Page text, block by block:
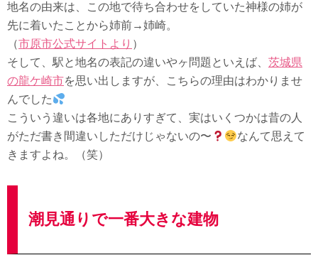
地名の由来は、この地で待ち合わせをしていた神様の姉が
先に着いたことから姉前→姉崎。
（市原市公式サイトより ）
そして、駅と地名の表記の違いやヶ問題といえば、 茨城県
の龍ケ崎市を思い出しますが、こちらの理由はわかりませ
んでした
こういう違いは各地にありすぎて、実はいくつかは昔の人
がただ書き間違いしただけじゃないの〜
なんて思えて
きますよね。（笑）
潮見通りで一番大きな建物